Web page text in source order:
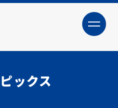
大
ックス